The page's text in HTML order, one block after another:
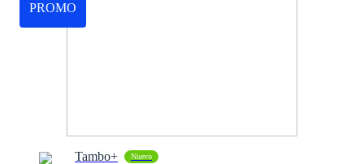
PROMO
Tambo+ Nuevo